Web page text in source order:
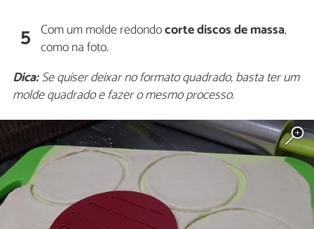
5 Com um molde redondocorte discos de massa,
como na foto.
Dica:Se quiser deixar no formato quadrado, basta ter um
molde quadrado e fazer o mesmo processo.